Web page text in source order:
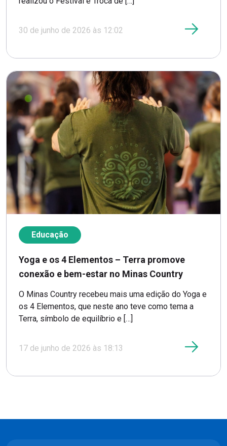
30 de junho de 2026 às 12:02
Educação
Yoga e os 4 Elementos – Terra promove
conexão e bem-estar no Minas Country
O Minas Country recebeu mais uma edição do Yoga e
os 4 Elementos, que neste ano teve como tema a
Terra, símbolo de equilíbrio e […]
17 de junho de 2026 às 18:13